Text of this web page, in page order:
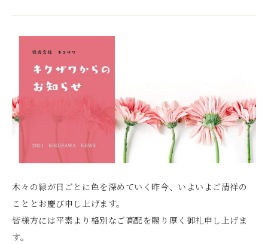
木々の緑が日ごとに色を深めていく昨今、いよいよご清祥の
こととお慶び申し上げます。
皆様方には平素より格別なご高配を賜り厚く御礼申し上げま
す。